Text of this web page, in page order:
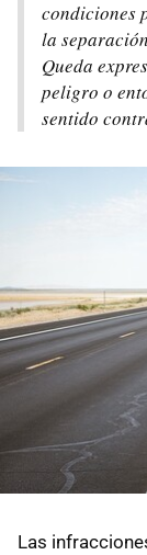
condiciones
la
Queda
peligro o
sentido
Las